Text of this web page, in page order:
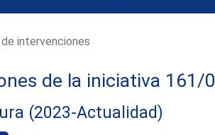
intervenciones
de la iniciativa 161/
(2023-Actualidad)